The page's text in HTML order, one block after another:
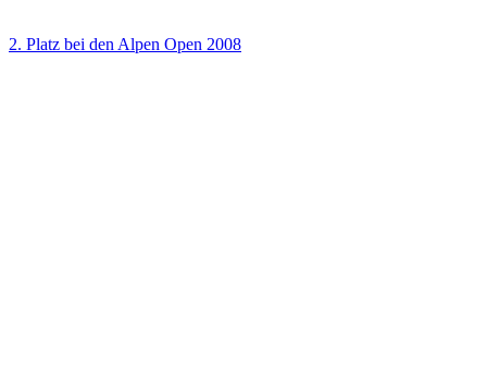
2. Platz bei den Alpen Open 2008